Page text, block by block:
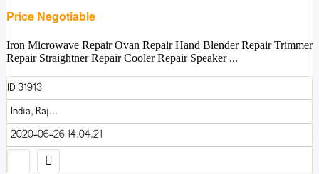
Price Negotiable
Iron Microwave Repair Ovan Repair Hand Blender Repair Trimmer
Repair Straightner Repair Cooler Repair Speaker ...
ID 31913
India, Raj...
2020-06-26 14:04:21